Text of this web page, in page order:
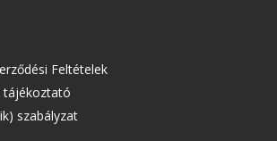
Feltételek
tájékoztató
szabályzat